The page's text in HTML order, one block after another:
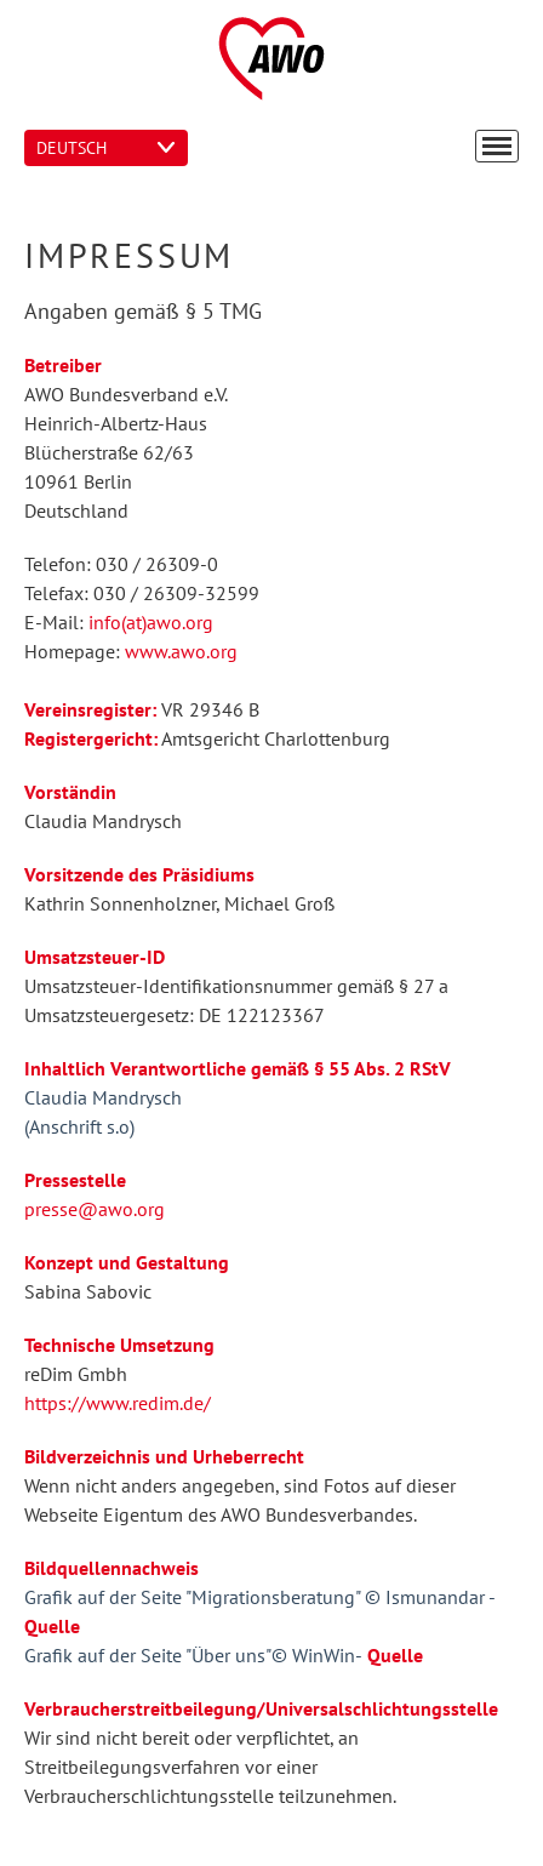
DEUTSCH
IMPRESSUM
Angaben gemäß § 5 TMG
Betreiber
AWO Bundesverband e.V.
Heinrich-Albertz-Haus
Blücherstraße 62/63
10961 Berlin
Deutschland
Telefon: 030 / 26309-0
Telefax: 030 / 26309-32599
E-Mail: info(at)awo.org
Homepage: www.awo.org
Vereinsregister: VR 29346 B
Registergericht:Amtsgericht Charlottenburg
Vorständin
Claudia Mandrysch
Vorsitzende des Präsidiums
Kathrin Sonnenholzner, Michael Groß
Umsatzsteuer-ID
Umsatzsteuer-Identifikationsnummer gemäß § 27 a
Umsatzsteuergesetz: DE 122123367
Inhaltlich Verantwortliche gemäß § 55 Abs. 2 RStV
Claudia Mandrysch
(Anschrift s.o)
Pressestelle
presse@awo.org
Konzept und Gestaltung
Sabina Sabovic
Technische Umsetzung
reDim Gmbh
https://www.redim.de/
Bildverzeichnis und Urheberrecht
Wenn nicht anders angegeben, sind Fotos auf dieser
Webseite Eigentum des AWO Bundesverbandes.
Bildquellennachweis
Grafik auf der Seite "Migrationsberatung" © Ismunandar -
Quelle
Grafik auf der Seite "Über uns"© WinWin- Quelle
Verbraucherstreitbeilegung/Universalschlichtungsstelle
Wir sind nicht bereit oder verpflichtet, an
Streitbeilegungsverfahren vor einer
Verbraucherschlichtungsstelle teilzunehmen.